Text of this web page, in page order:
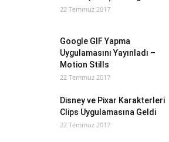
22 Temmuz 2017
Google GIF Yapma
Uygulamasını Yayınladı –
Motion Stills
22 Temmuz 2017
Disney ve Pixar Karakterleri
Clips Uygulamasına Geldi
22 Temmuz 2017